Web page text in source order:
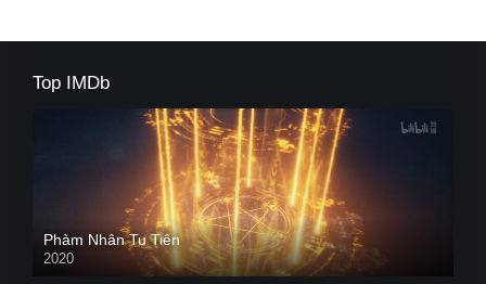
Top IMDb
Phàm Nhân Tu Tiên
2020